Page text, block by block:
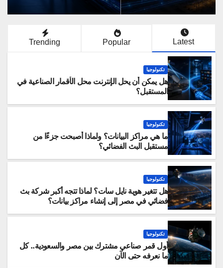
Latest
Popular
Trending
تكنولوجيا
هل يمكن أن يحل الإنترنت محل الأقمار الصناعية في
المستقبل؟
تكنولوجيا
ما هي مراكز البيانات؟ ولماذا أصبحت جزءًا من
مستقبل البث الفضائي؟
تكنولوجيا
هل تتغير هوية نايل سات؟ لماذا تتجه أكبر شركة بث
فضائي في مصر إلى إنشاء مراكز بيانات؟
تكنولوجيا
أول قمر صناعي مشترك بين مصر والسعودية.. كل
ما نعرفه حتى الآن